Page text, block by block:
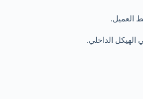
العميل.
الهيكل الداخلي.